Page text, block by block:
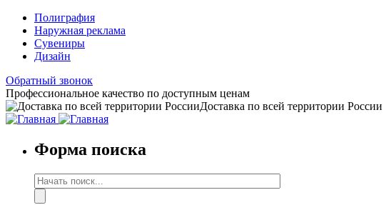
Полиграфия
Наружная реклама
Сувениры
Дизайн
Обратный звонок
Профессиональное качество по доступным ценам
Доставка по всей территории России
Форма поиска